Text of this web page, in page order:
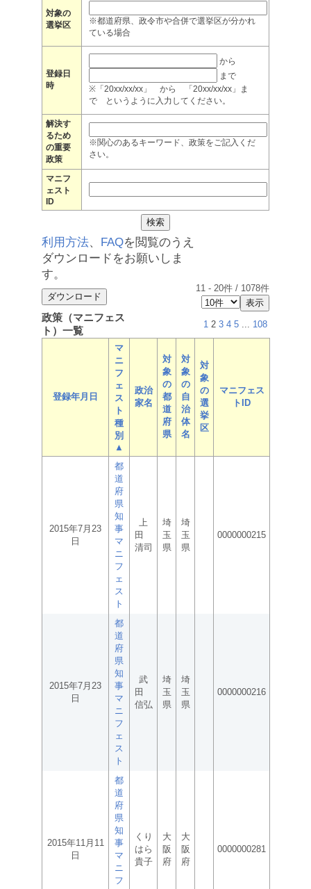
対象の
選挙区
※都道府県、政令市や合併で選挙区が分かれ
ている場合
登録日
時
から
まで
※「20xx/xx/xx」 から 「20xx/xx/xx」ま
で というように入力してください。
解決す
るため
の重要
政策
※関心のあるキーワード、政策をご記入くだ
さい。
マニフ
ェスト
ID
利用方法、 FAQを閲覧のうえ
ダウンロードをお願いしま
す。
11 - 20件 / 1078件
政策（マニフェス
ト）一覧
1 2 3 4 5 ... 108
登録年月日
マ
ニ
フ
ェ
ス
ト
種
別
▲
政治
家名
対
象
の
都
道
府
県
対
象
の
自
治
体
名
対
象
の
選
挙
区
マニフェス
トID
2015年7月23
日
都
道
府
県
知
事
マ
ニ
フ
ェ
ス
ト
上
田
清司
埼
玉
県
埼
玉
県
0000000215
2015年7月23
日
都
道
府
県
知
事
マ
ニ
フ
ェ
ス
ト
武
田
信弘
埼
玉
県
埼
玉
県
0000000216
2015年11月11
日
都
道
府
県
知
事
マ
ニ
フ
くり
はら
貴子
大
阪
府
大
阪
府
0000000281